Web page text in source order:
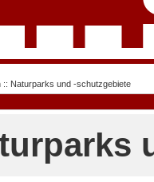
:: Naturparks und -schutzgebiete